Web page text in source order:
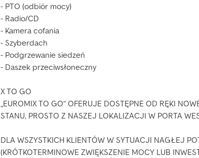
- PTO (odbiór mocy)
- Radio/CD
- Kamera cofania
- Szyberdach
- Podgrzewanie siedzeń
- Daszek przeciwsłoneczny
X TO GO
„EUROMIX TO GO” OFERUJE DOSTĘPNE OD RĘKI
STANU, PROSTO Z NASZEJ LOKALIZACJI W PORTA
DLA WSZYSTKICH KLIENTÓW W SYTUACJI NAGŁEJ
(KRÓTKOTERMINOWE ZWIĘKSZENIE MOCY LUB